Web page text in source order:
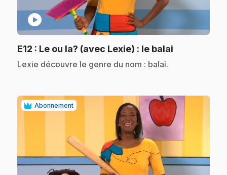
play_circle
E12 : Le ou la? (avec Lexie) : le balai
.Lexie découvre le genre du nom : balai.
Abonnement